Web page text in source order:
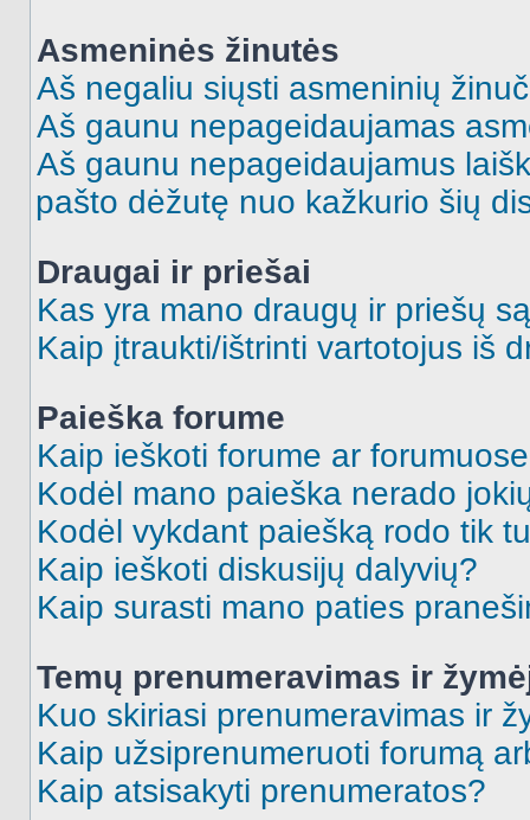
Asmeninės žinutės
Aš negaliu siųsti asmeninių
Aš gaunu nepageidaujamas
Aš gaunu nepageidaujamus
pašto dėžutę nuo kažkurio šių
Draugai ir priešai
Kas yra mano draugų ir priešų
Kaip įtraukti/ištrinti vartotojus iš
Paieška forume
Kaip ieškoti forume ar
Kodėl mano paieška nerado
Kodėl vykdant paiešką rodo tik
Kaip ieškoti diskusijų dalyvių?
Kaip surasti mano paties
Temų prenumeravimas ir
Kuo skiriasi prenumeravimas ir
Kaip užsiprenumeruoti forumą
Kaip atsisakyti prenumeratos?